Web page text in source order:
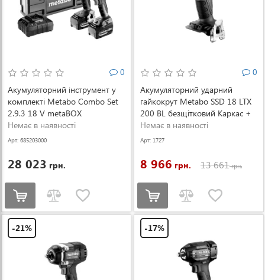
0
Акумуляторний інструмент у
комплекті Metabo Combo Set
2.9.3 18 V metaBOX
(685203000)
Немає в наявності
Арт: 685203000
28 023 грн.
0
Акумуляторний ударний
гайкокрут Metabo SSD 18 LTX
200 BL безщітковий Каркас +
кейс (602396840)
Немає в наявності
Арт: 1727
8 966 грн. 13 661грн.
-21% -17%